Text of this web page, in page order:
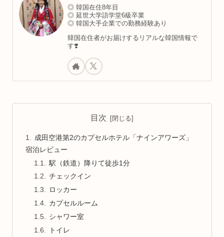
◎ 韓国在住8年目
◎ 延世大学語学堂6級卒業
◎ 韓国大手企業での勤務経験あり
韓国在住者がお届けするリアルな韓国情報で
す❣️
目次
成田空港第2のカプセルホテル「ナインアワーズ」
宿泊レビュー
駅（鉄道）降りて徒歩1分
チェックイン
ロッカー
カプセルルーム
シャワー室
トイレ